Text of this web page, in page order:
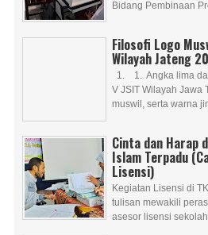
Bidang Pembinaan
Filosofi Logo
Wilayah Jateng
1. 1. Angka lima
V JSIT Wilayah Jawa
muswil, serta warna
Cinta dan Harap
Islam Terpadu
Lisensi)
Kegiatan Lisensi di
tulisan mewakili
asesor lisensi sekolah